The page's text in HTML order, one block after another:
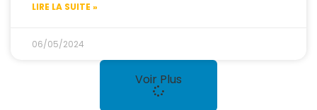
LIRE LA SUITE »
06/05/2024
Voir Plus